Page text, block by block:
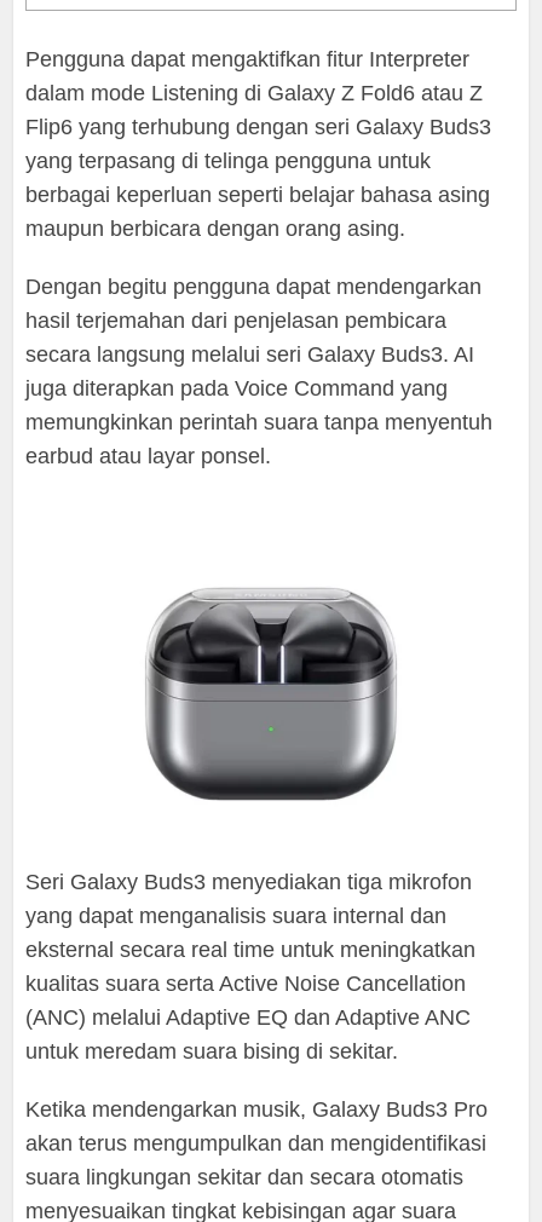
Pengguna dapat mengaktifkan fitur Interpreter
dalam mode Listening di Galaxy Z Fold6 atau Z
Flip6 yang terhubung dengan seri Galaxy Buds3
yang terpasang di telinga pengguna untuk
berbagai keperluan seperti belajar bahasa asing
maupun berbicara dengan orang asing.
Dengan begitu pengguna dapat mendengarkan
hasil terjemahan dari penjelasan pembicara
secara langsung melalui seri Galaxy Buds3. AI
juga diterapkan pada Voice Command yang
memungkinkan perintah suara tanpa menyentuh
earbud atau layar ponsel.
Seri Galaxy Buds3 menyediakan tiga mikrofon
yang dapat menganalisis suara internal dan
eksternal secara real time untuk meningkatkan
kualitas suara serta Active Noise Cancellation
(ANC) melalui Adaptive EQ dan Adaptive ANC
untuk meredam suara bising di sekitar.
Ketika mendengarkan musik, Galaxy Buds3 Pro
akan terus mengumpulkan dan mengidentifikasi
suara lingkungan sekitar dan secara otomatis
menyesuaikan tingkat kebisingan agar suara